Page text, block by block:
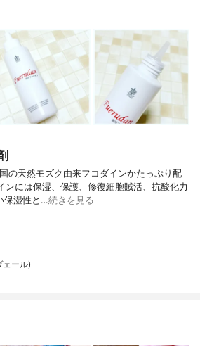
の天然モズク由来フコダインかたっぷり配
ンには保湿、保護、修復細胞賊活、抗酸化力
保湿性と…続きを見る
ェール)